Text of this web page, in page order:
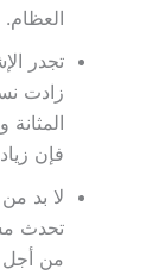
العظام.
تجدر
زادت
فإن
لا بد
تحدث
من أجل